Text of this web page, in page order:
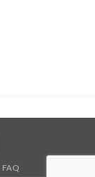
FAQ